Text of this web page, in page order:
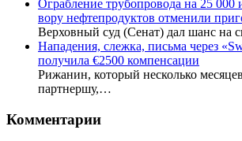
Ограбление трубопровода на 25
вору нефтепродуктов отменили
Верховный суд (Сенат) дал шанс на
Нападения, слежка, письма через
получила €2500 компенсации
Рижанин, который несколько
партнершу,…
Комментарии